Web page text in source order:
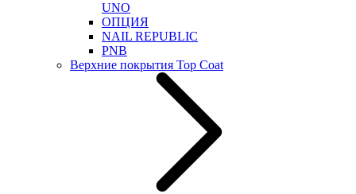
UNO
ОПЦИЯ
NAIL REPUBLIC
PNB
Верхние покрытия Top Coat